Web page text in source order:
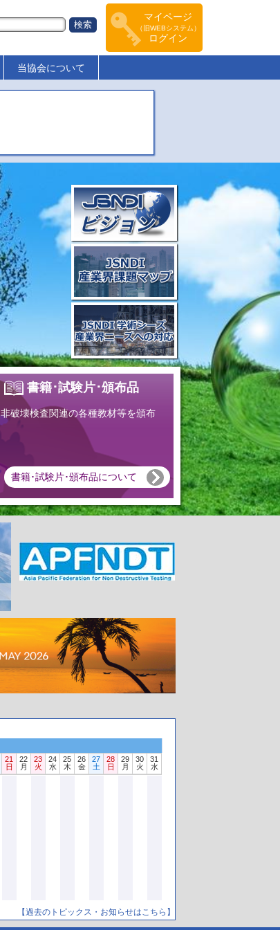
マイページ
（旧WEBシステム）
ログイン
当協会について
書籍･試験片･頒布品
非破壊検査関連の各種教材等を頒布
書籍･試験片･頒布品について
21
日
22
月
23
火
24
水
25
木
26
金
27
土
28
日
29
月
30
火
31
水
【過去のトピックス・お知らせはこちら】